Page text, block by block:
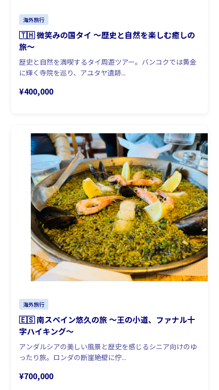
海外旅行
🇹🇭 微笑みの国タイ 〜歴史と自然を楽しむ癒しの
旅〜
歴史と自然を満喫するタイ周遊ツアー。バンコクでは黄金
に輝く寺院を巡り、アユタヤ遺跡...
¥400,000
海外旅行
🇪🇸 南スペイン悠久の旅 〜王の小道、ファナル十
字ハイキング〜
アンダルシアの美しい風景と歴史を感じるシニア向けのゆ
ったり旅。ロンダの断崖絶壁に佇...
¥700,000